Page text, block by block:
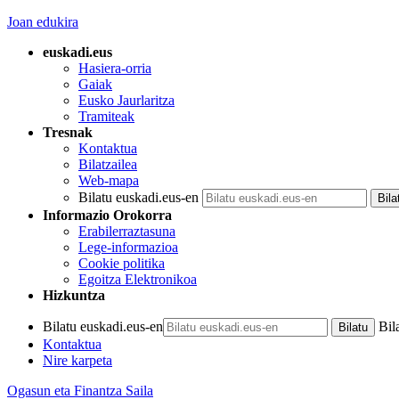
Joan edukira
euskadi.eus
Hasiera-orria
Gaiak
Eusko Jaurlaritza
Tramiteak
Tresnak
Kontaktua
Bilatzailea
Web-mapa
Bilatu euskadi.eus-en
Informazio Orokorra
Erabilerraztasuna
Lege-informazioa
Cookie politika
Egoitza Elektronikoa
Hizkuntza
Bilatu euskadi.eus-en
Kontaktua
Nire karpeta
Ogasun eta Finantza Saila